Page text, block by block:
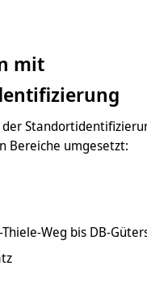
mit
Bereiche umgesetzt:
Weg bis DB-